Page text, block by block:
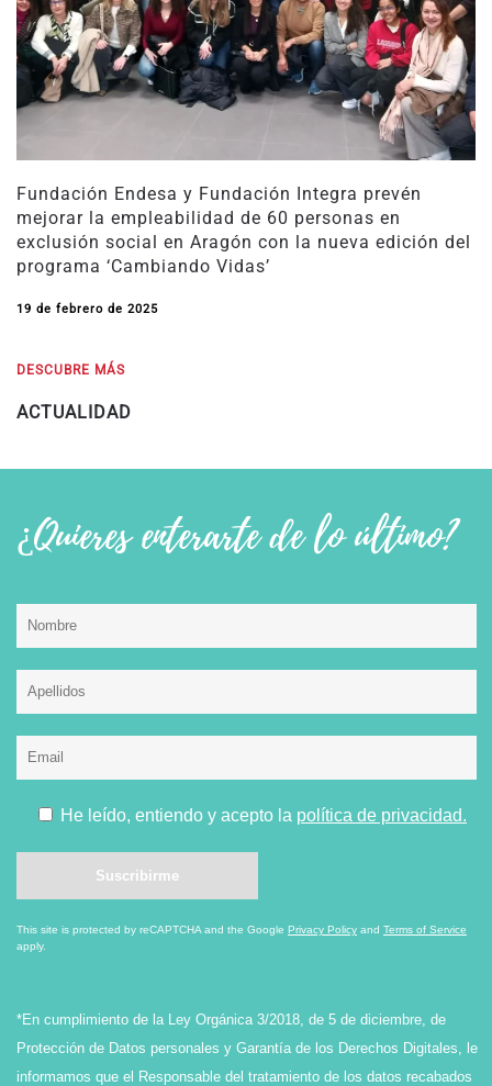
Fundación Endesa y Fundación Integra prevén
mejorar la empleabilidad de 60 personas en
exclusión social en Aragón con la nueva edición del
programa ‘Cambiando Vidas’
19 de febrero de 2025
DESCUBRE MÁS
ACTUALIDAD
¿Quieres enterarte de lo último?
He leído, entiendo y acepto la política de privacidad.
This site is protected by reCAPTCHA and the Google Privacy Policy and Terms of Service
apply.
*En cumplimiento de la Ley Orgánica 3/2018, de 5 de diciembre, de
Protección de Datos personales y Garantía de los Derechos Digitales, le
informamos que el Responsable del tratamiento de los datos recabados